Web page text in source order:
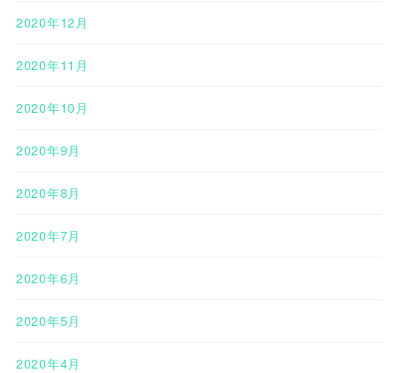
2020年12月
2020年11月
2020年10月
2020年9月
2020年8月
2020年7月
2020年6月
2020年5月
2020年4月